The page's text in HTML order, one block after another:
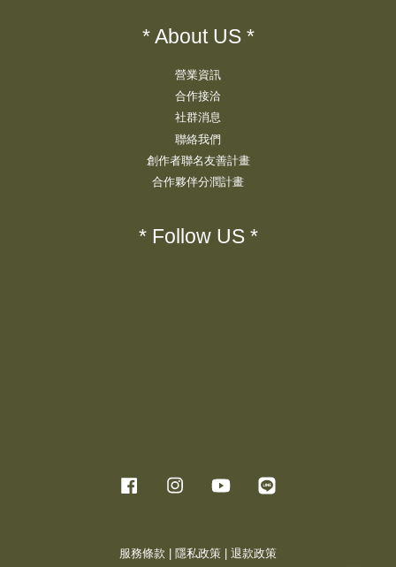
* About US *
營業資訊
合作接洽
社群消息
聯絡我們
創作者聯名友善計畫
合作夥伴分潤計畫
* Follow US *
Facebook Instagram YouTube
服務條款 隱私政策 退款政策